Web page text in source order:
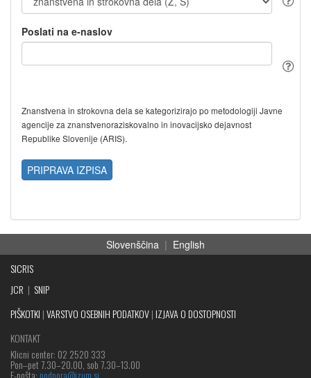
Poslati na e-naslov
Znanstvena in strokovna dela se kategorizirajo po metodologiji Javne
agencije za znanstvenoraziskovalno in inovacijsko dejavnost
Republike Slovenije (ARIS).
PRIPRAVA IZPISA
Slovenščina | English
SICRIS
JCR | SNIP
PIŠKOTKI |VARSTVO OSEBNIH PODATKOV| IZJAVA O DOSTOPNOSTI
KONTAKT
Klicni center: 02 2520 333
Pon‒pet 7.30–20.00, sob 7.30–13.00
E-pošta: podpora@izum.si